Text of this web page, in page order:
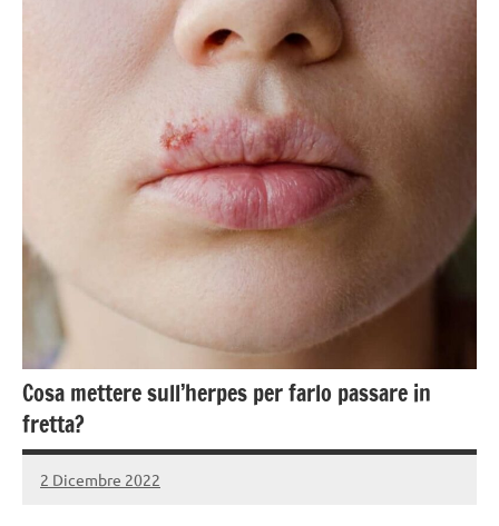
Cosa mettere sull’herpes per farlo passare in
fretta?
2 Dicembre 2022
admin4671